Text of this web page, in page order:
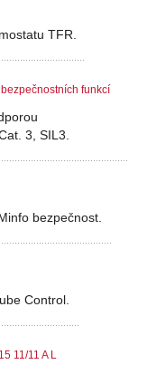
TFR.
funkcí
3, SIL3.
bezpečnost.
Control.
11/11 A L